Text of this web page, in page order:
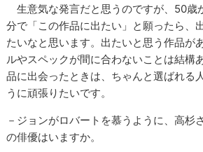
生意気な発言だと思うのですが、50歳
分で「この作品に出たい」と願ったら、
たいなと思います。出たいと思う作品が
ルやスペックが間に合わないことは結構
品に出会ったときは、ちゃんと選ばれる
うに頑張りたいです。
－ジョンがロバートを慕うように、高杉
の俳優はいますか。